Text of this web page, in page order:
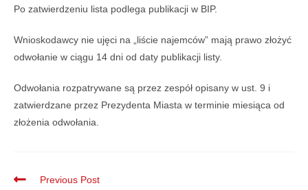
Po zatwierdzeniu lista podlega publikacji w BIP.
Wnioskodawcy nie ujęci na „liście najemców” mają prawo złożyć
odwołanie w ciągu 14 dni od daty publikacji listy.
Odwołania rozpatrywane są przez zespół opisany w ust. 9 i
zatwierdzane przez Prezydenta Miasta w terminie miesiąca od
złożenia odwołania.
Previous Post